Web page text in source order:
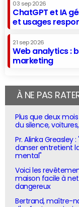
03 sep 2026
ChatGPT et IA
et usages
21 sep 2026
Web analytics :
marketing
À NE PAS
Plus que deux
du silence,
Pr. Alinka
danser entretient
mental"
Voici les
maison facile à
dangereux
Bertrand, maître-